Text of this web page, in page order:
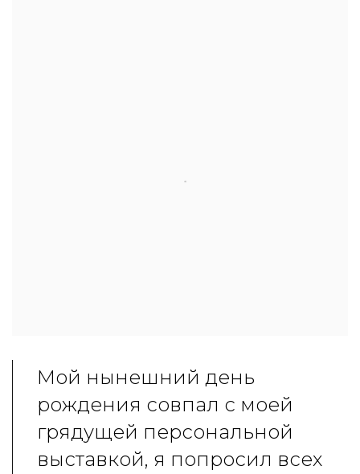
Мой нынешний день
рождения совпал с моей
грядущей персональной
выставкой, я попросил всех